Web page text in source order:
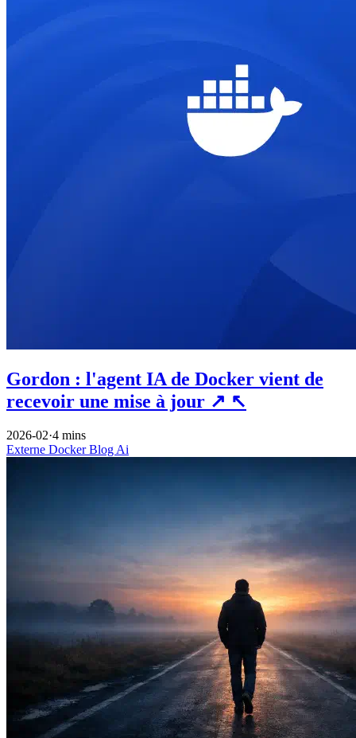
Gordon : l'agent IA de Docker vient de
recevoir une mise à jour ↗ ↖
2026-02·4 mins
Externe DockerBlog Ai